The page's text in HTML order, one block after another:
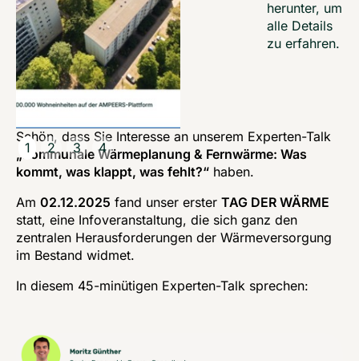
1 2 3 4
herunter, um
alle Details
zu erfahren.
Schön, dass Sie Interesse an unserem Experten-Talk
„Kommunale Wärmeplanung & Fernwärme: Was
kommt, was klappt, was fehlt?“ haben.
Am 02.12.2025 fand unser erster TAG DER WÄRME
statt, eine Infoveranstaltung, die sich ganz den
zentralen Herausforderungen der Wärmeversorgung
im Bestand widmet.
In diesem 45-minütigen Experten-Talk sprechen: